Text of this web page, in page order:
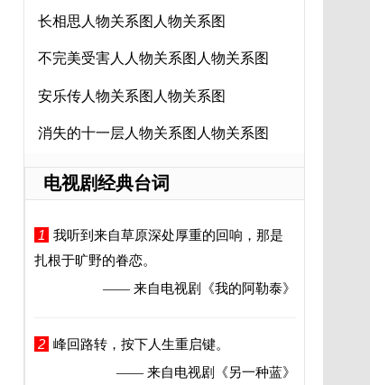
长相思人物关系图人物关系图
不完美受害人人物关系图人物关系图
安乐传人物关系图人物关系图
消失的十一层人物关系图人物关系图
电视剧经典台词
1
我听到来自草原深处厚重的回响，那是
扎根于旷野的眷恋。
—— 来自电视剧
《我的阿勒泰》
2 峰回路转，按下人生重启键。
—— 来自电视剧
《另一种蓝》